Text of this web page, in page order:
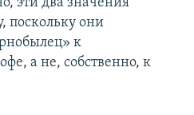
поскольку они
к
а не, собственно, к